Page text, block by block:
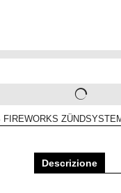
FIREWORKS
Descrizione